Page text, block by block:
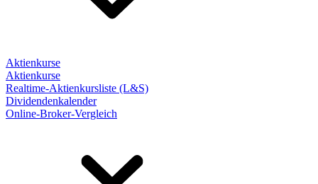
Aktienkurse
Aktienkurse
Realtime-Aktienkursliste (L&S)
Dividendenkalender
Online-Broker-Vergleich